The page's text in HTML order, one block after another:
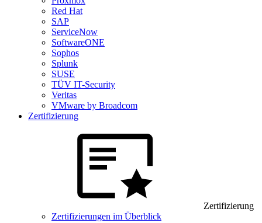
Red Hat
SAP
ServiceNow
SoftwareONE
Sophos
Splunk
SUSE
TÜV IT-Security
Veritas
VMware by Broadcom
Zertifizierung
Zertifizierung
Zertifizierungen im Überblick